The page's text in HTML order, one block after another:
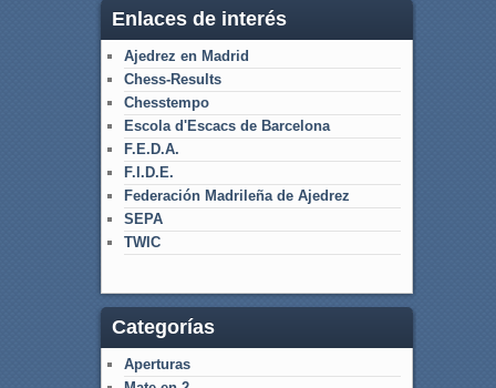
Enlaces de interés
Ajedrez en Madrid
Chess-Results
Chesstempo
Escola d'Escacs de Barcelona
F.E.D.A.
F.I.D.E.
Federación Madrileña de Ajedrez
SEPA
TWIC
Categorías
Aperturas